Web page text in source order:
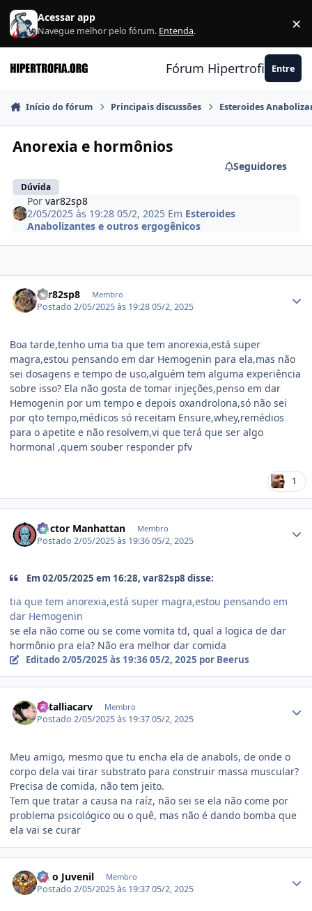
Ir para conteúdo
Acessar app
Navegue melhor pelo fórum. Entenda. ×
Fórum Hipertrofia.org
Entre
Início do fórum Principais discussões Esteroides
Anorexia e hormônios
Dúvida
Seguidores
Porvar82sp8
2/05/2025 às 19:2805/2, 2025 Em Esteroides
Anabolizantes e outros ergogênicos
var82sp8 Membro
Postado2/05/2025 às 19:2805/2, 2025
Boa tarde,tenho uma tia que tem anorexia,está super
magra,estou pensando em dar Hemogenin para ela,mas não
sei dosagens e tempo de uso,alguém tem alguma experiência
sobre isso? Ela não gosta de tomar injeções,penso em dar
Hemogenin por um tempo e depois oxandrolona,só não sei
por qto tempo,médicos só receitam Ensure,whey,remédios
para o apetite e não resolvem,vi que terá que ser algo
hormonal ,quem souber responder pfv
1
Doctor Manhattan Membro
Postado2/05/2025 às 19:3605/2, 2025
Em 02/05/2025 em 16:28, var82sp8 disse:
tia que tem anorexia,está super magra,estou pensando em
dar Hemogenin
se ela não come ou se come vomita td, qual a logica de dar
hormônio pra ela? Não era melhor dar comida
Editado2/05/2025 às 19:36 05/2, 2025 por Beerus
natalliacarv Membro
Postado2/05/2025 às 19:3705/2, 2025
Meu amigo, mesmo que tu encha ela de anabols, de onde o
corpo dela vai tirar substrato para construir massa muscular?
Precisa de comida, não tem jeito.
Tem que tratar a causa na raíz, não sei se ela não come por
problema psicológico ou o quê, mas não é dando bomba que
ela vai se curar
AL o Juvenil Membro
Postado2/05/2025 às 19:3705/2, 2025